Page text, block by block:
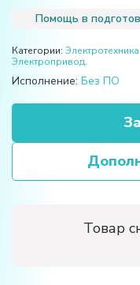
Помощь в
Категории:
Электропривод.
Исполнение: Без ПО
Товар